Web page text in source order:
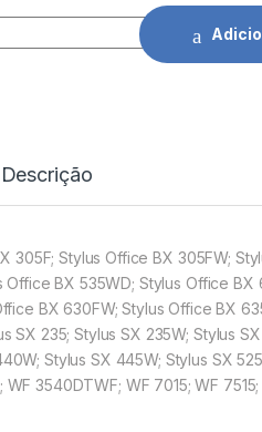
Comp. Epson T1292 CY
Descrição
Stylus Office BX 305FW;
BX 535WD; Stylus Office BX
BX 630FW; Stylus Office BX
SX 235; Stylus SX 235W; Stylus
Stylus SX 445W; Stylus SX
3540DTWF; WF 7015; WF